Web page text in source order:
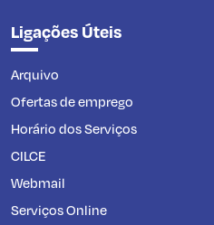
Ligações Úteis
Arquivo
Ofertas de emprego
Horário dos Serviços
CILCE
Webmail
Serviços Online